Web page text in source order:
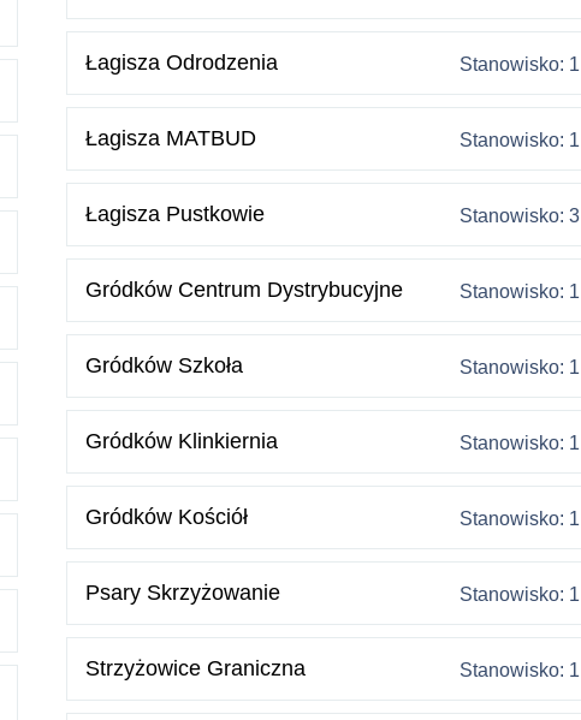
Łagisza Odrodzenia Stanowisko: 1
Łagisza MATBUD Stanowisko: 1
Łagisza Pustkowie Stanowisko: 3
Gródków Centrum Dystrybucyjne Stanowisko: 1
Gródków Szkoła Stanowisko: 1
Gródków Klinkiernia Stanowisko: 1
Gródków Kościół Stanowisko: 1
Psary Skrzyżowanie Stanowisko: 1
Strzyżowice Graniczna Stanowisko: 1